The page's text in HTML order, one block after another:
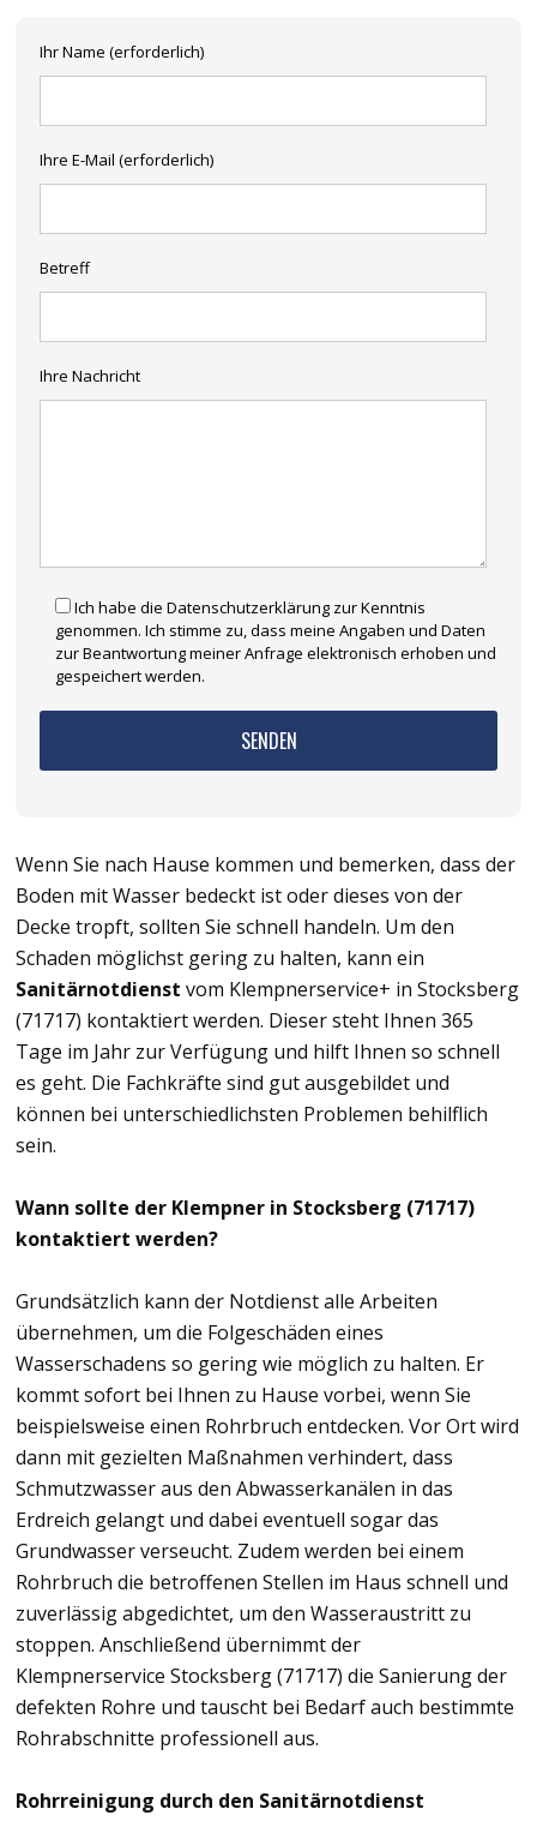
Ihr Name (erforderlich)
Ihre E-Mail (erforderlich)
Betreff
Ihre Nachricht
Ich habe die Datenschutzerklärung zur Kenntnis
genommen. Ich stimme zu, dass meine Angaben und Daten
zur Beantwortung meiner Anfrage elektronisch erhoben und
gespeichert werden.
Wenn Sie nach Hause kommen und bemerken, dass der
Boden mit Wasser bedeckt ist oder dieses von der
Decke tropft, sollten Sie schnell handeln. Um den
Schaden möglichst gering zu halten, kann ein
Sanitärnotdienst vom Klempnerservice+ in Stocksberg
(71717) kontaktiert werden. Dieser steht Ihnen 365
Tage im Jahr zur Verfügung und hilft Ihnen so schnell
es geht. Die Fachkräfte sind gut ausgebildet und
können bei unterschiedlichsten Problemen behilflich
sein.
Wann sollte der Klempner in Stocksberg (71717)
kontaktiert werden?
Grundsätzlich kann der Notdienst alle Arbeiten
übernehmen, um die Folgeschäden eines
Wasserschadens so gering wie möglich zu halten. Er
kommt sofort bei Ihnen zu Hause vorbei, wenn Sie
beispielsweise einen Rohrbruch entdecken. Vor Ort wird
dann mit gezielten Maßnahmen verhindert, dass
Schmutzwasser aus den Abwasserkanälen in das
Erdreich gelangt und dabei eventuell sogar das
Grundwasser verseucht. Zudem werden bei einem
Rohrbruch die betroffenen Stellen im Haus schnell und
zuverlässig abgedichtet, um den Wasseraustritt zu
stoppen. Anschließend übernimmt der
Klempnerservice Stocksberg (71717) die Sanierung der
defekten Rohre und tauscht bei Bedarf auch bestimmte
Rohrabschnitte professionell aus.
Rohrreinigung durch den Sanitärnotdienst